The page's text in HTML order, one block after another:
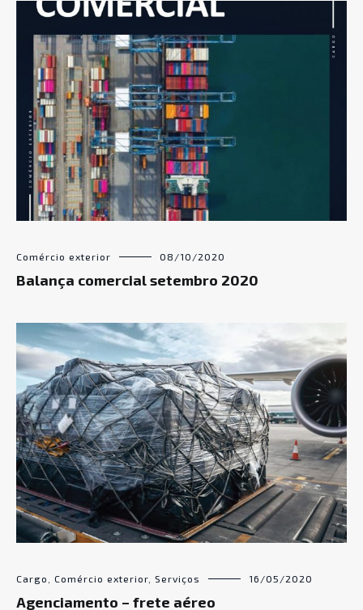
Comércio exterior 08/10/2020
Balança comercial setembro 2020
Cargo Comércio exterior Serviços 16/05/2020
Agenciamento – frete aéreo